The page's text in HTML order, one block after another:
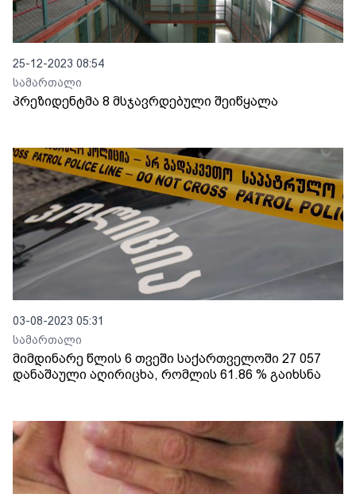
25-12-2023 08:54
სამართალი
პრეზიდენტმა 8 მსჯავრდებული შეიწყალა
03-08-2023 05:31
სამართალი
მიმდინარე წლის 6 თვეში საქართველოში 27 057
დანაშაული აღირიცხა, რომლის 61.86 % გაიხსნა